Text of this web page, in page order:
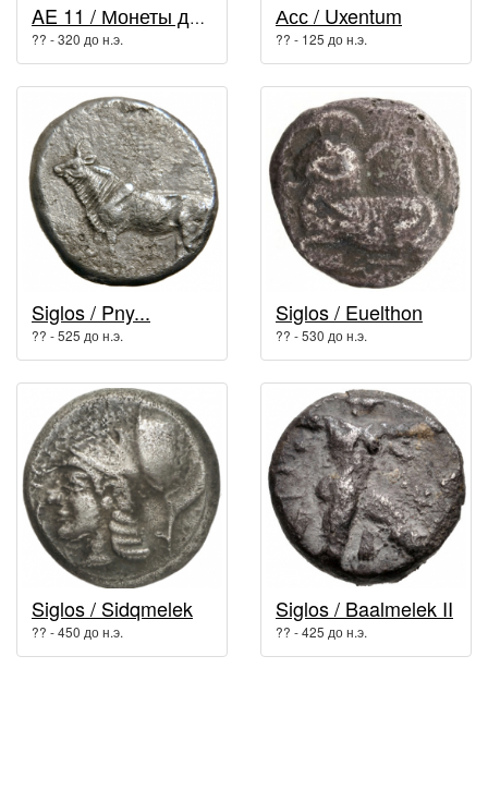
AE 11 / Монеты древней Греции
?? - 320 до н.э.
Асс / Uxentum
?? - 125 до н.э.
Siglos / Pny...
?? - 525 до н.э.
Siglos / Euelthon
?? - 530 до н.э.
Siglos / Sidqmelek
?? - 450 до н.э.
Siglos / Baalmelek II
?? - 425 до н.э.